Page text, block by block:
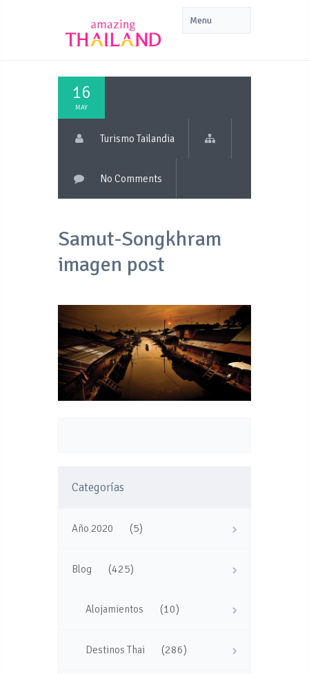
16
MAY
Turismo Tailandia
No Comments
Samut-Songkhram
imagen post
Categorías
Año 2020 (5)
Blog (425)
Alojamientos (10)
Destinos Thai (286)